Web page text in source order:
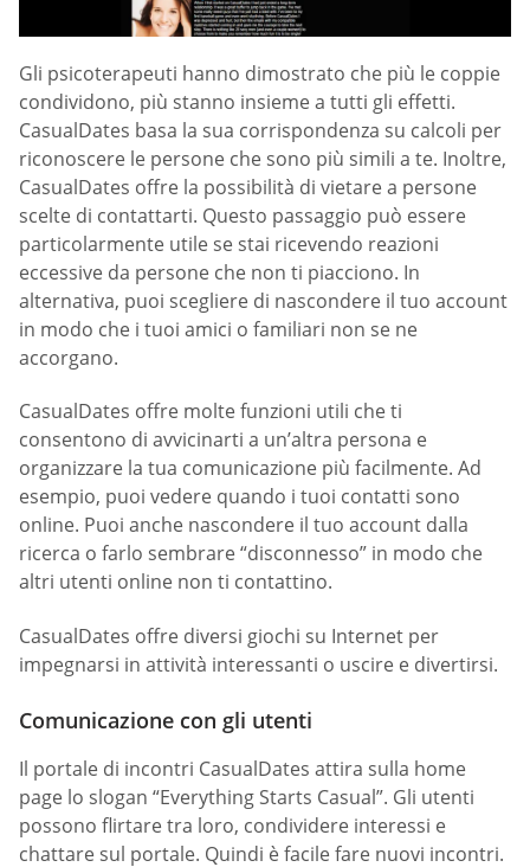
Gli psicoterapeuti hanno dimostrato che più le coppie
condividono, più stanno insieme a tutti gli effetti.
СasualDates basa la sua corrispondenza su calcoli per
riconoscere le persone che sono più simili a te. Inoltre,
СasualDates offre la possibilità di vietare a persone
scelte di contattarti. Questo passaggio può essere
particolarmente utile se stai ricevendo reazioni
eccessive da persone che non ti piacciono. In
alternativa, puoi scegliere di nascondere il tuo account
in modo che i tuoi amici o familiari non se ne
accorgano.
СasualDates offre molte funzioni utili che ti
consentono di avvicinarti a un’altra persona e
organizzare la tua comunicazione più facilmente. Ad
esempio, puoi vedere quando i tuoi contatti sono
online. Puoi anche nascondere il tuo account dalla
ricerca o farlo sembrare “disconnesso” in modo che
altri utenti online non ti contattino.
СasualDates offre diversi giochi su Internet per
impegnarsi in attività interessanti o uscire e divertirsi.
Comunicazione con gli utenti
Il portale di incontri СasualDates attira sulla home
page lo slogan “Everything Starts Casual”. Gli utenti
possono flirtare tra loro, condividere interessi e
chattare sul portale. Quindi è facile fare nuovi incontri.